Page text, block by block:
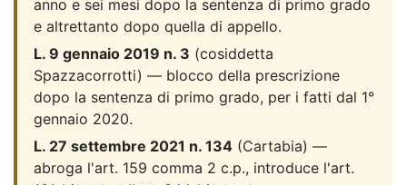
anno e sei mesi dopo la sentenza di primo grado
e altrettanto dopo quella di appello.
L. 9 gennaio 2019 n. 3 (cosiddetta
Spazzacorrotti) — blocco della prescrizione
dopo la sentenza di primo grado, per i fatti dal 1°
gennaio 2020.
L. 27 settembre 2021 n. 134 (Cartabia) —
abroga l'art. 159 comma 2 c.p., introduce l'art.